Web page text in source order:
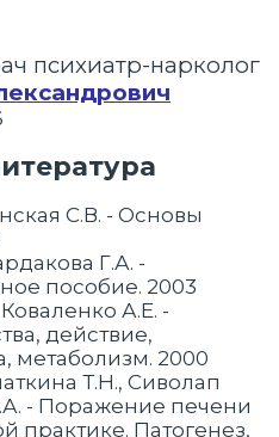
психиатр-нарколог
С.В. - Основы
Г.А. -
пособие. 2003
А.Е. -
действие,
метаболизм. 2000
Т.Н., Сиволап
- Поражение печени
практике. Патогенез,